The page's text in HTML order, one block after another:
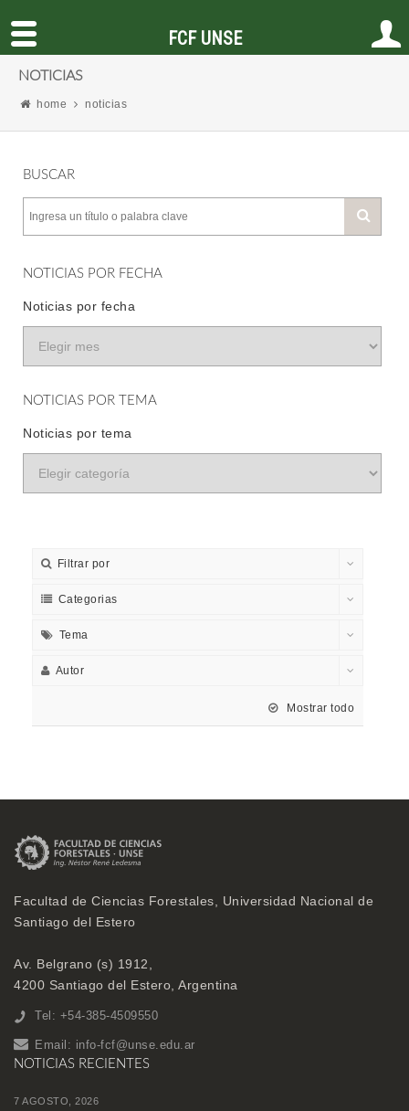
NOTICIAS
home noticias
BUSCAR
NOTICIAS POR FECHA
Noticias por fecha
NOTICIAS POR TEMA
Noticias por tema
Filtrar por
Categorias
Tema
Autor
Mostrar todo
Facultad de Ciencias Forestales, Universidad Nacional de
Santiago del Estero
Av. Belgrano (s) 1912,
4200 Santiago del Estero, Argentina
Tel: +54-385-4509550
Email: info-fcf@unse.edu.ar
NOTICIAS RECIENTES
7 AGOSTO, 2026
FCF UNSE